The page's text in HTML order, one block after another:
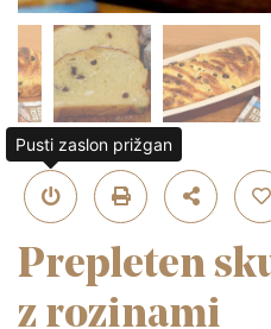
Prepleten
z rozinami
Pusti zaslon prižgan